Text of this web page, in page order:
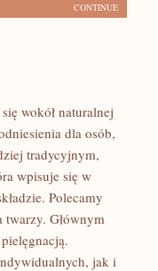
CONTINUE
wokół naturalnej
dla osób,
tradycyjnym,
wpisuje się w
Polecamy
Głównym
jak i